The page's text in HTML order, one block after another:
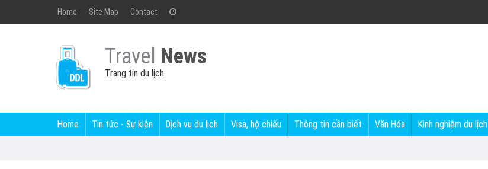
Home Site Map Contact
Travel News
Trang tin du lịch
Home Tin tức - Sự kiện Dịch vụ du lịch Visa, hộ chiếu Thông tin cần biết Văn Hóa Kinh nghiệm du lịch